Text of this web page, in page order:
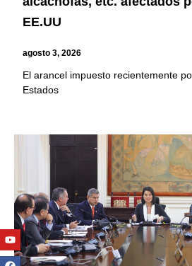
EE.UU
agosto 3, 2026
El arancel impuesto recientemente
Estados
Youtube
Facebook
Twitter
Linkedin
Instagram